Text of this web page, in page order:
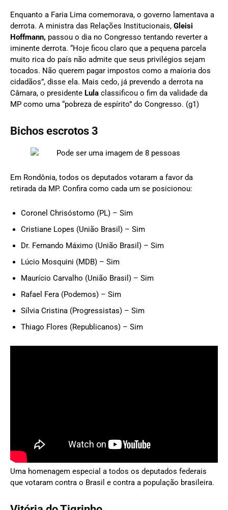
Enquanto a Faria Lima comemorava, o governo lamentava a
derrota. A ministra das Relações Institucionais, Gleisi
Hoffmann, passou o dia no Congresso tentando reverter a
iminente derrota. “Hoje ficou claro que a pequena parcela
muito rica do país não admite que seus privilégios sejam
tocados. Não querem pagar impostos como a maioria dos
cidadãos”, disse ela. Mais cedo, já prevendo a derrota na
Câmara, o presidente Lula classificou o fim da validade da
MP como uma “pobreza de espírito” do Congresso. (g1)
Bichos escrotos 3
Em Rondônia, todos os deputados votaram a favor da
retirada da MP. Confira como cada um se posicionou:
Coronel Chrisóstomo (PL) – Sim
Cristiane Lopes (União Brasil) – Sim
Dr. Fernando Máximo (União Brasil) – Sim
Lúcio Mosquini (MDB) – Sim
Maurício Carvalho (União Brasil) – Sim
Rafael Fera (Podemos) – Sim
Sílvia Cristina (Progressistas) – Sim
Thiago Flores (Republicanos) – Sim
Uma homenagem especial a todos os deputados federais
que votaram contra o Brasil e contra a população brasileira.